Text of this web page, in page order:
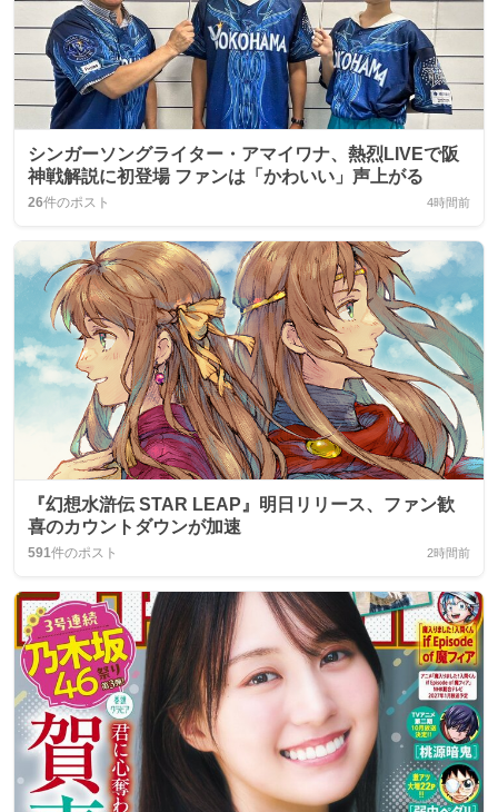
シンガーソングライター・アマイワナ、熱烈LIVEで阪
神戦解説に初登場 ファンは「かわいい」声上がる
26件のポスト 4時間前
『幻想水滸伝 STAR LEAP』明日リリース、ファン歓
喜のカウントダウンが加速
591件のポスト 2時間前